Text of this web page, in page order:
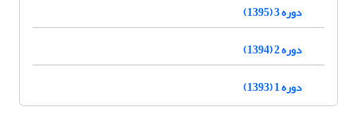
دوره 3 (1395)
دوره 2 (1394)
دوره 1 (1393)